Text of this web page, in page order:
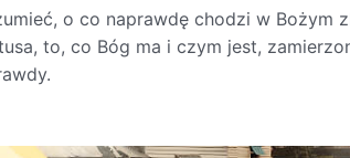
o co naprawdę chodzi w Bożym
to, co Bóg ma i czym jest,